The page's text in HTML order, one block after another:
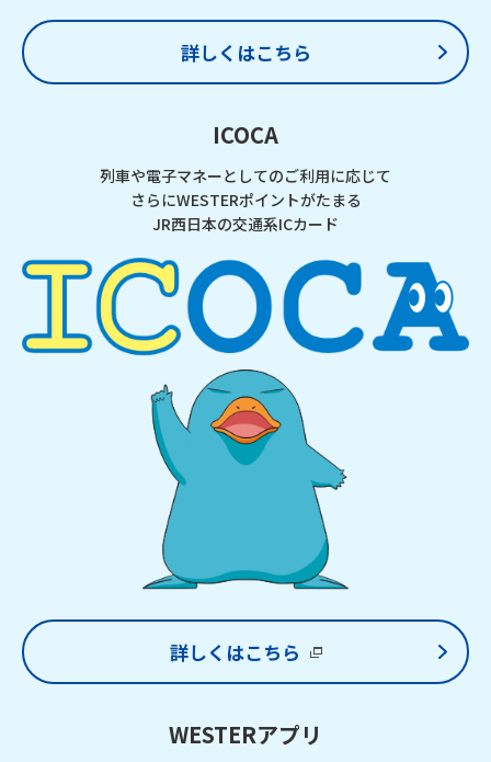
詳しくはこちら
ICOCA
列車や電子マネーとしてのご利用に応じて
さらにWESTERポイントがたまる
JR西日本の交通系ICカード
詳しくはこちら
WESTERアプリ